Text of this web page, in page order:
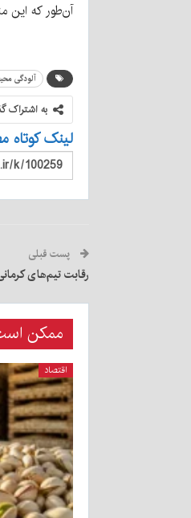
آن‌طور که این
آلودگی
به اشتراک
لینک کوتاه
پست قبلی
رقابت تیم‌های
ممکن
اقتصاد